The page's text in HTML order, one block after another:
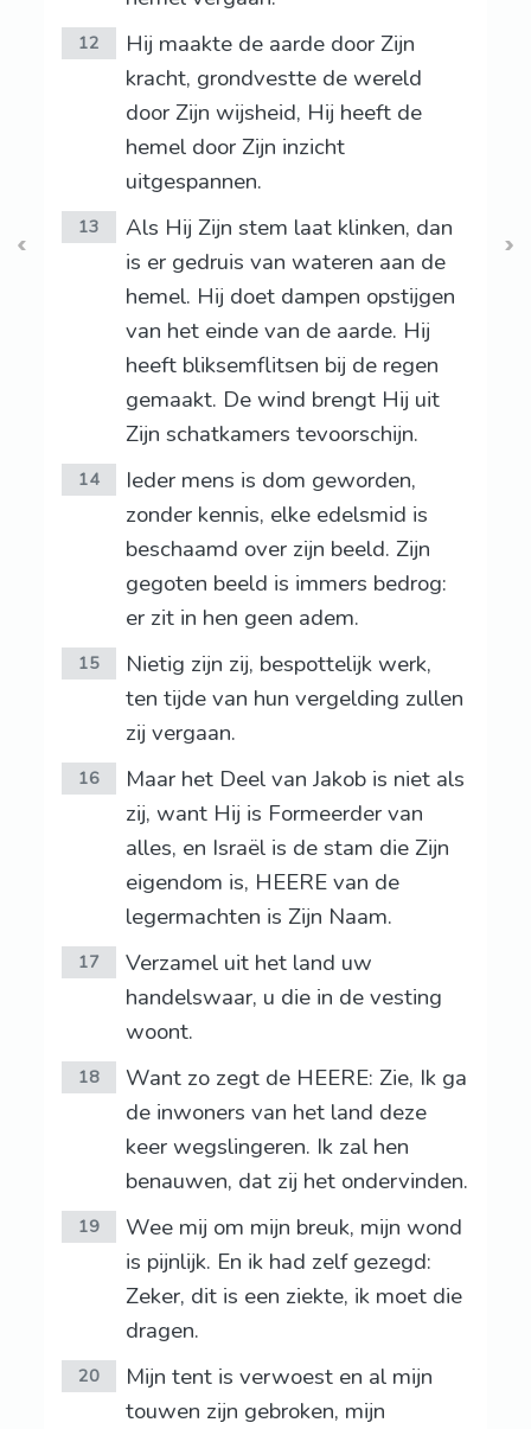
12
Hij maakte de aarde door Zijn
kracht, grondvestte de wereld
door Zijn wijsheid, Hij heeft de
hemel door Zijn inzicht
uitgespannen.
13
Als Hij Zijn stem laat klinken, dan
is er gedruis van wateren aan de
hemel. Hij doet dampen opstijgen
van het einde van de aarde. Hij
heeft bliksemflitsen bij de regen
gemaakt. De wind brengt Hij uit
Zijn schatkamers tevoorschijn.
14
Ieder mens is dom geworden,
zonder kennis, elke edelsmid is
beschaamd over zijn beeld. Zijn
gegoten beeld is immers bedrog:
er zit in hen geen adem.
15
Nietig zijn zij, bespottelijk werk,
ten tijde van hun vergelding zullen
zij vergaan.
16
Maar het Deel van Jakob is niet als
zij, want Hij is Formeerder van
alles, en Israël is de stam die Zijn
eigendom is, HEERE van de
legermachten is Zijn Naam.
17
Verzamel uit het land uw
handelswaar, u die in de vesting
woont.
18
Want zo zegt de HEERE: Zie, Ik ga
de inwoners van het land deze
keer wegslingeren. Ik zal hen
benauwen, dat zij het ondervinden.
19
Wee mij om mijn breuk, mijn wond
is pijnlijk. En ik had zelf gezegd:
Zeker, dit is een ziekte, ik moet die
dragen.
20
Mijn tent is verwoest en al mijn
touwen zijn gebroken, mijn